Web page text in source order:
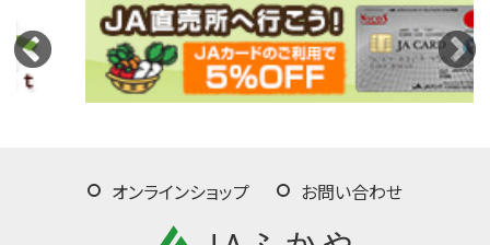
オンラインショップ お問い合わせ